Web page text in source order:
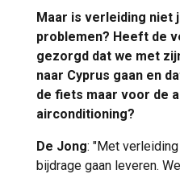
Maar is verleiding niet
problemen? Heeft de
gezorgd dat we met
naar Cyprus gaan en
de fiets maar voor de
airconditioning?
De Jong: "Met
bijdrage gaan leveren.